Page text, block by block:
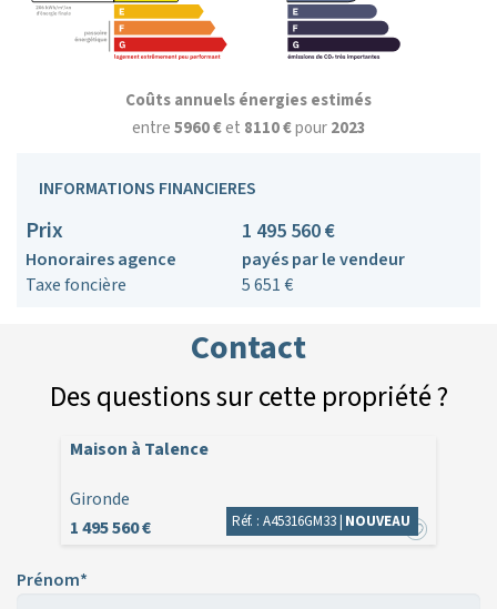
Coûts annuels énergies estimés
entre5960 €et 8110 €pour2023
INFORMATIONS FINANCIERES
Prix 1 495 560 €
Honoraires agence
payés par le vendeur
Taxe foncière
5 651 €
Contact
Des questions sur cette propriété ?
Maison à Talence
Gironde
1 495 560 €
Réf. : A45316GM33 | NOUVEAU
Prénom*